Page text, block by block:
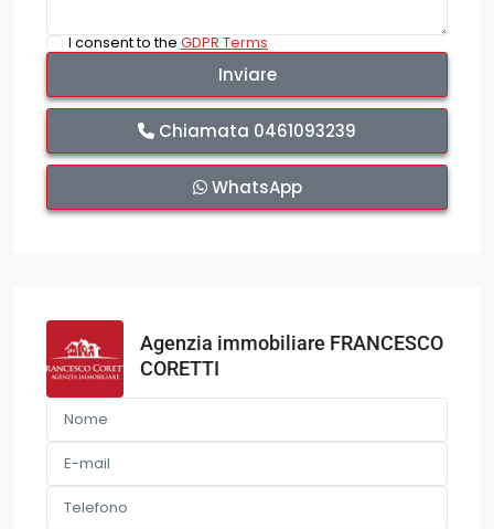
I consent to theGDPR Terms
Chiamata 0461093239
WhatsApp
Agenzia immobiliare FRANCESCO
CORETTI